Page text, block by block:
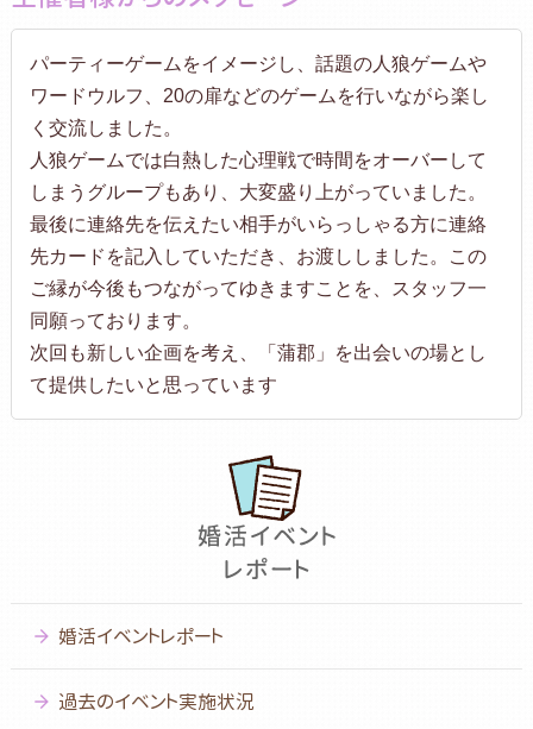
パーティーゲームをイメージし、話題の人狼ゲームや
ワードウルフ、20の扉などのゲームを行いながら楽し
く交流しました。
人狼ゲームでは白熱した心理戦で時間をオーバーして
しまうグループもあり、大変盛り上がっていました。
最後に連絡先を伝えたい相手がいらっしゃる方に連絡
先カードを記入していただき、お渡ししました。この
ご縁が今後もつながってゆきますことを、スタッフ一
同願っております。
次回も新しい企画を考え、「蒲郡」を出会いの場とし
て提供したいと思っています
婚活イベントレポート
過去のイベント実施状況